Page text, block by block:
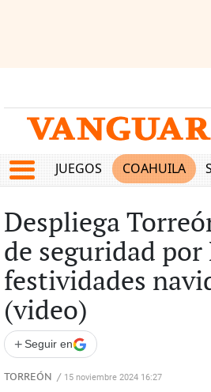
JUEGOS COAHUILA
Despliega
de seguridad por
festividades
(video)
+ Seguir en
TORREÓN / 15 noviembre 2024 16:27